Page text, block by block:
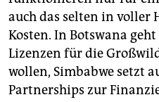
auch das selten in voller
Kosten. In Botswana
Lizenzen für die
wollen, Simbabwe setzt
Partnerships zur